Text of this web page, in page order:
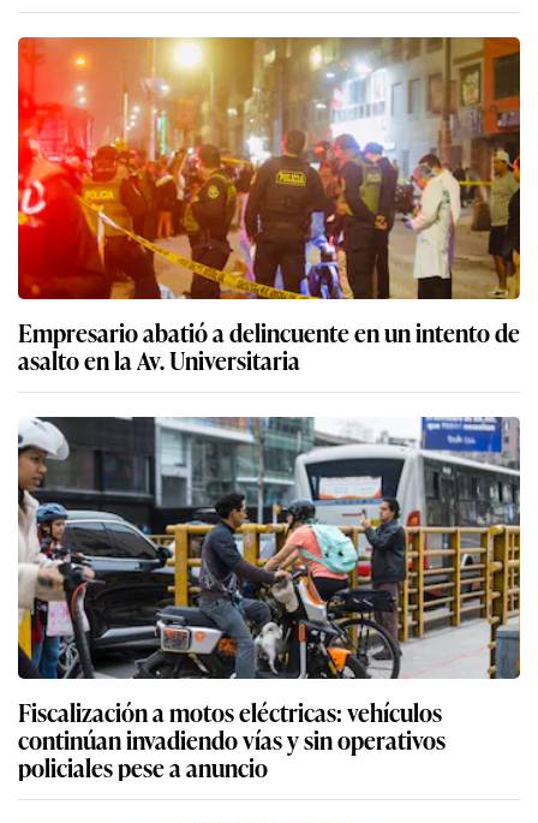
Empresario abatió a delincuente en un intento de
asalto en la Av. Universitaria
Fiscalización a motos eléctricas: vehículos
continúan invadiendo vías y sin operativos
policiales pese a anuncio